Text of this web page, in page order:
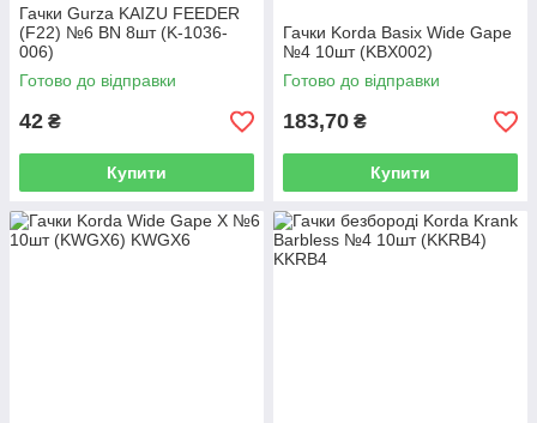
Гачки Gurza KAIZU FEEDER
(F22) №6 BN 8шт (K-1036-
006)
Готово до відправки
42 ₴
Купити
Гачки Korda Basix Wide Gape
№4 10шт (KBX002)
Готово до відправки
183,70 ₴
Купити